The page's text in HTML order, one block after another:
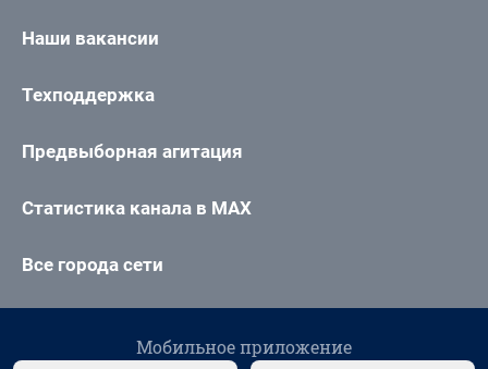
Наши вакансии
Техподдержка
Предвыборная агитация
Статистика канала в MAX
Все города сети
Мобильное приложение